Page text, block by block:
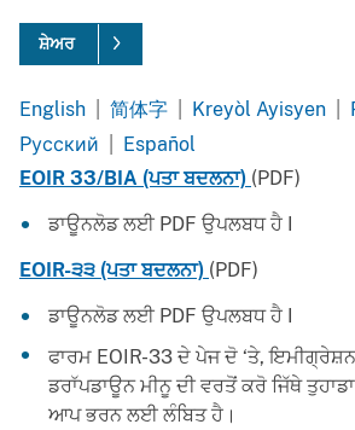
ਸ਼ੇਅਰ
English 简体字 Kreyòl Ayisyen
Pусский
Español
EOIR 33/BIA (ਪਤਾ ਬਦਲਨਾ) (PDF)
ਡਾਊਨਲੋਡ ਲਈ PDF ਉਪਲਬਧ ਹੈ I
EOIR-੩੩ (ਪਤਾ ਬਦਲਨਾ) (PDF)
ਡਾਊਨਲੋਡ ਲਈ PDF ਉਪਲਬਧ ਹੈ I
ਫਾਰਮ EOIR-33 ਦੇ ਪੇਜ ਦੋ ‘ਤੇ,
ਡਰਾੱਪਡਾਊਨ ਮੀਨੂ ਦੀ ਵਰਤੋਂ ਕਰੋ ਜਿੱਥੇ
ਆਪ ਭਰਨ ਲਈ ਲੰਬਿਤ ਹੈ।
Chinese
Russian
Spanish